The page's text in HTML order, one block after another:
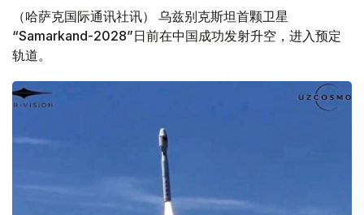
（哈萨克国际通讯社讯） 乌兹别克斯坦首颗卫星
“Samarkand-2028”日前在中国成功发射升空，进入预定
轨道。